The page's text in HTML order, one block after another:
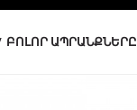
ԲՈԼՈՐ ԱՊՐԱՆՔՆԵՐԸ